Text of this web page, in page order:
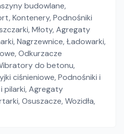
budowlane,
,Kontenery,Podnośniki
,Młoty,Agregaty
,Nagrzewnice,Ładowarki,
,Odkurzacze
do betonu,
ciśnieniowe,Podnośniki i
i pilarki,Agregaty
,Osuszacze,Wozidła,